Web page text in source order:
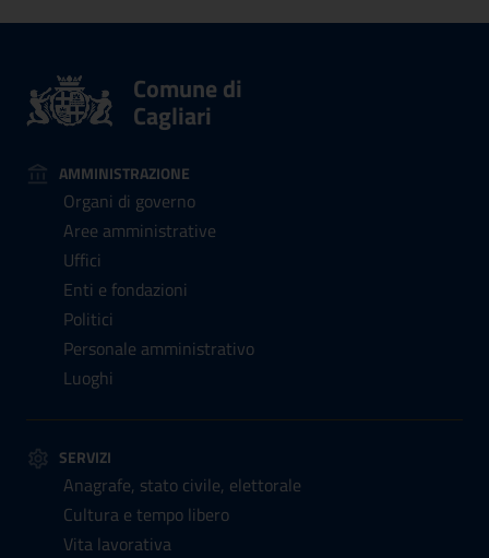
Comune di
Cagliari
AMMINISTRAZIONE
Organi di governo
Aree amministrative
Uffici
Enti e fondazioni
Politici
Personale amministrativo
Luoghi
SERVIZI
Anagrafe, stato civile, elettorale
Cultura e tempo libero
Vita lavorativa